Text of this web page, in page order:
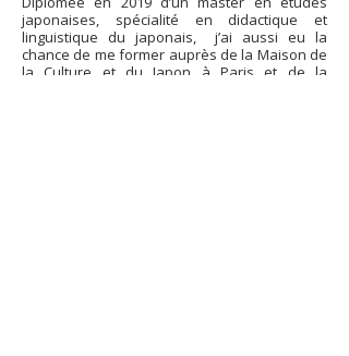
japonaises, spécialité en didactique et
linguistique du japonais, j’ai aussi eu la
chance de me former auprès de la Maison de
la Culture et du Japon à Paris et de la